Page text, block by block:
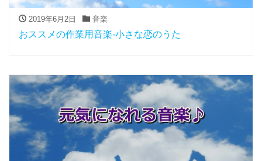
2019年6月2日 音楽
おススメの作業用音楽-小さな恋のうた